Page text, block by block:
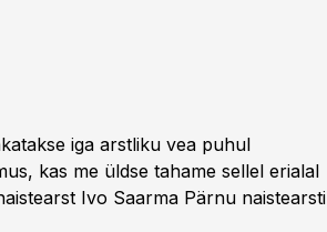
iga arstliku vea puhul
kas me üldse tahame sellel erialal
Ivo Saarma Pärnu naistearsti